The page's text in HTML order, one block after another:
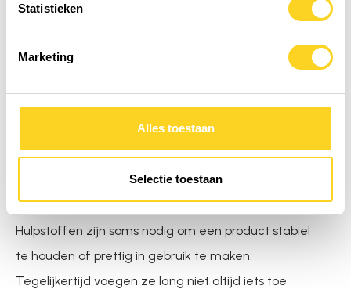
Statistieken
Marketing
Alles toestaan
Selectie toestaan
essentieel. Wij vermelden deze allergenen altijd
duidelijk, ook wanneer ze niet als eindingrediënt in
het product aanwezig zijn, maar wel zijn gebruikt
tijdens het extractie- of productieproces. Daarmee
gaan we verder dan wettelijk verplicht is. Zo weet
jij precies wat je gebruikt en kun je een bewuste
4. Hulpstoffen: alleen wat echt nodig is
Hulpstoffen zijn soms nodig om een product stabiel
te houden of prettig in gebruik te maken.
Tegelijkertijd voegen ze lang niet altijd iets toe